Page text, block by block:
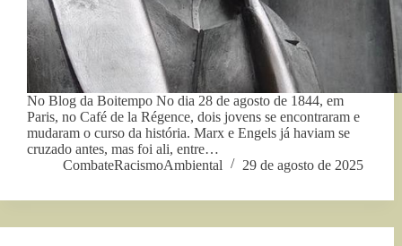
No Blog da Boitempo No dia 28 de agosto de 1844, em
Paris, no Café de la Régence, dois jovens se encontraram e
mudaram o curso da história. Marx e Engels já haviam se
cruzado antes, mas foi ali, entre…
CombateRacismoAmbiental
29 de agosto de 2025